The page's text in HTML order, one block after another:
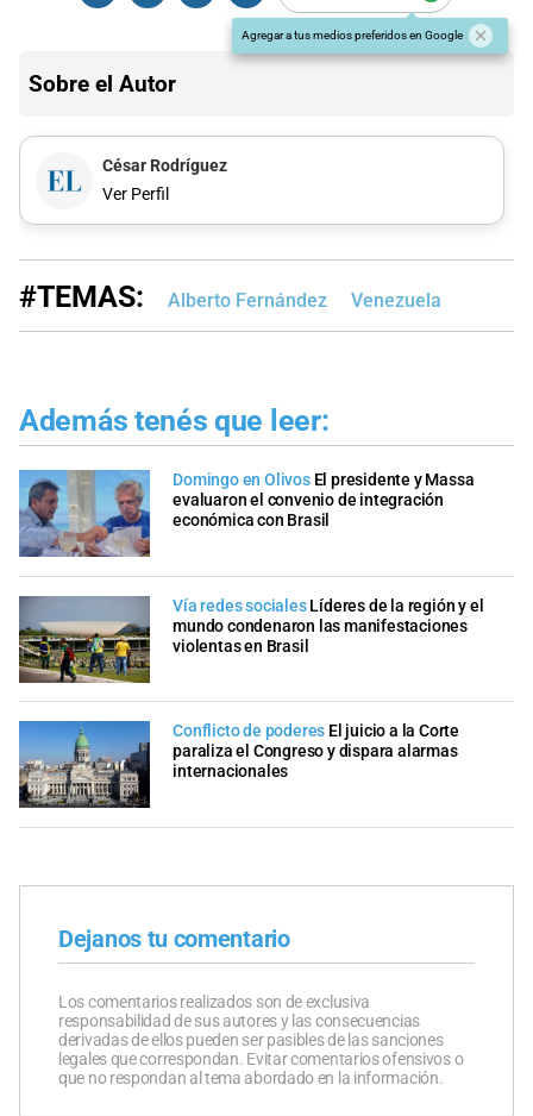
Agregar a tus medios preferidos en Google
Sobre el Autor
César Rodríguez
Ver Perfil
#TEMAS: Alberto Fernández Venezuela
Además tenés que leer:
Domingo en Olivos El presidente y Massa
evaluaron el convenio de integración
económica con Brasil
Vía redes sociales Líderes de la región y el
mundo condenaron las manifestaciones
violentas en Brasil
Conflicto de poderes El juicio a la Corte
paraliza el Congreso y dispara alarmas
internacionales
Dejanos tu comentario
Los comentarios realizados son de exclusiva
responsabilidad de sus autores y las consecuencias
derivadas de ellos pueden ser pasibles de las sanciones
legales que correspondan. Evitar comentarios ofensivos o
que no respondan al tema abordado en la información.